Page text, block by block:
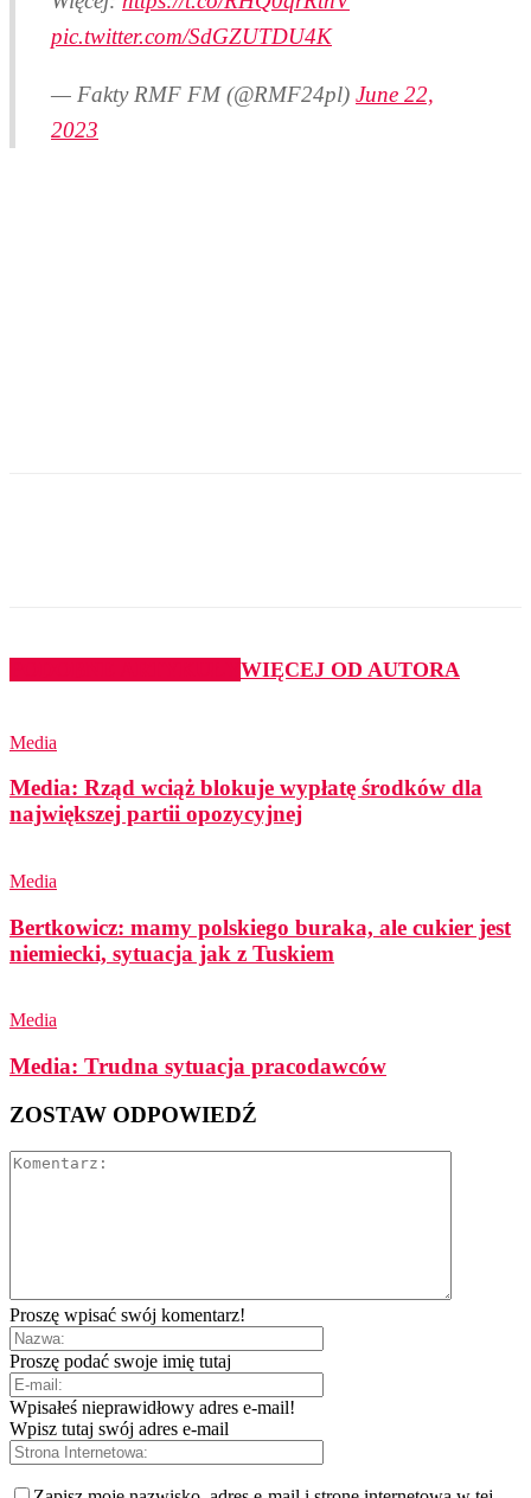
pic.twitter.com/SdGZUTDU4K
— Fakty RMF FM (@RMF24pl) June 22,
2023
WIĘCEJ OD AUTORA
Media
Media: Rząd wciąż blokuje wypłatę środków dla
największej partii opozycyjnej
Media
Bertkowicz: mamy polskiego buraka, ale cukier jest
niemiecki, sytuacja jak z Tuskiem
Media
Media: Trudna sytuacja pracodawców
ZOSTAW ODPOWIEDŹ
Proszę wpisać swój komentarz!
Proszę podać swoje imię tutaj
Wpisałeś nieprawidłowy adres e-mail!
Wpisz tutaj swój adres e-mail